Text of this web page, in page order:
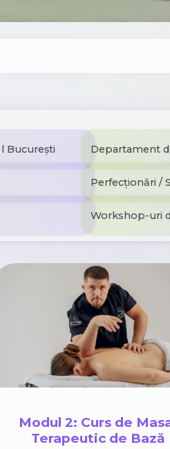
București Departament
Perfecționări /
Workshop-uri
Modul 2: Curs de
Terapeutic de Bază